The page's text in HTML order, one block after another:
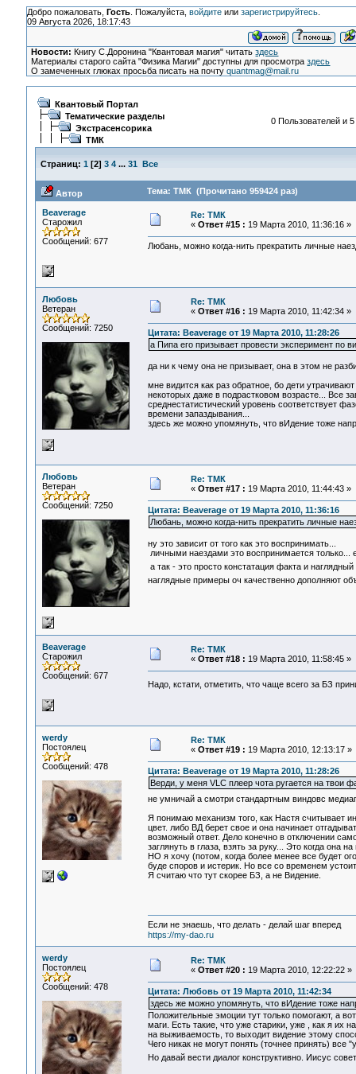
Добро пожаловать, Гость. Пожалуйста, войдитеили зарегистрируйтесь.
09 Августа 2026, 18:17:43
Новости: Книгу С.Доронина "Квантовая магия" читатьздесь
Материалы старого сайта "Физика Магии" доступны для просмотраздесь
О замеченных глюках просьба писать на почтуquantmag@mail.ru
Квантовый Портал
Тематические разделы
Экстрасенсорика
ТМК
0 Пользователей и
Страниц: 1 [2] 3 4 ... 31 Все
Автор Тема: ТМК (Прочитано 959424 раз)
Beaverage
Старожил
Сообщений: 677
Re: ТМК
« Ответ #15 : 19 Марта 2010, 11:36:16 »
Любань, можно когда-нить прекратить личные
Любовь
Ветеран
Сообщений: 7250
Re: ТМК
« Ответ #16 : 19 Марта 2010, 11:42:34 »
Цитата: Beaverage от 19 Марта 2010, 11:28:26
а Пипа его призывает провести эксперимент по
да ни к чему она не призывает, она в этом не
мне видится как раз обратное, бо дети
некоторых даже в подрастковом возрасте... Все
среднестатистический уровень соответствует
времени запаздывания...
здесь же можно упомянуть, что вИдение тоже
Любовь
Ветеран
Сообщений: 7250
Re: ТМК
« Ответ #17 : 19 Марта 2010, 11:44:43 »
Цитата: Beaverage от 19 Марта 2010, 11:36:16
Любань, можно когда-нить прекратить личные
ну это зависит от того как это воспринимать...
личными наездами это воспринимается
а так - это просто констатация факта и
наглядные примеры оч качественно дополняют
Beaverage
Старожил
Сообщений: 677
Re: ТМК
« Ответ #18 : 19 Марта 2010, 11:58:45 »
Надо, кстати, отметить, что чаще всего за БЗ
werdy
Постоялец
Сообщений: 478
Re: ТМК
« Ответ #19 : 19 Марта 2010, 12:13:17 »
Цитата: Beaverage от 19 Марта 2010, 11:28:26
Верди, у меня VLC плеер чота ругается на твои
не умничай а смотри стандартным виндовс
Я понимаю механизм того, как Настя считывает
цвет. либо ВД берет свое и она начинает
возможный ответ. Дело конечно в отключении
заглянуть в глаза, взять за руку... Это когда она
НО я хочу (потом, когда более менее все будет
буде споров и истерик. Но все со временем
Я считаю что тут скорее БЗ, а не Видение.
Если не знаешь, что делать - делай шаг вперед
https://my-dao.ru
werdy
Постоялец
Сообщений: 478
Re: ТМК
« Ответ #20 : 19 Марта 2010, 12:22:22 »
Цитата: Любовь от 19 Марта 2010, 11:42:34
здесь же можно упомянуть, что вИдение тоже
Положительные эмоции тут только помогают, а
маги. Есть такие, что уже старики, уже , как я
на выживаемость, то выходит видение этому
Чего никак не могут понять (точнее принять) все
Но давай вести диалог конструктивно. Иисус